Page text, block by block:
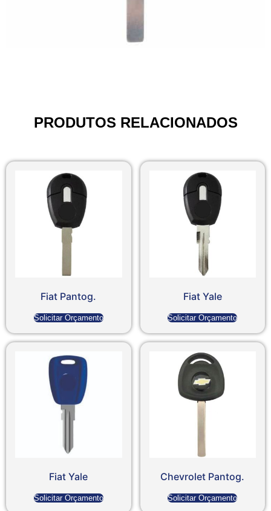
PRODUTOS RELACIONADOS
Fiat Pantog.
Solicitar Orçamento
Fiat Yale
Solicitar Orçamento
Fiat Yale
Solicitar Orçamento
Chevrolet Pantog.
Solicitar Orçamento